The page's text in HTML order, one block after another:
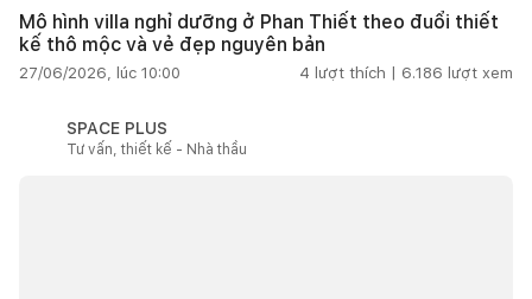
Mô hình villa nghỉ dưỡng ở Phan Thiết theo đuổi thiết
kế thô mộc và vẻ đẹp nguyên bản
27/06/2026, lúc 10:00 4 lượt thích | 6.186 lượt xem
SPACE PLUS
Tư vấn, thiết kế - Nhà thầu